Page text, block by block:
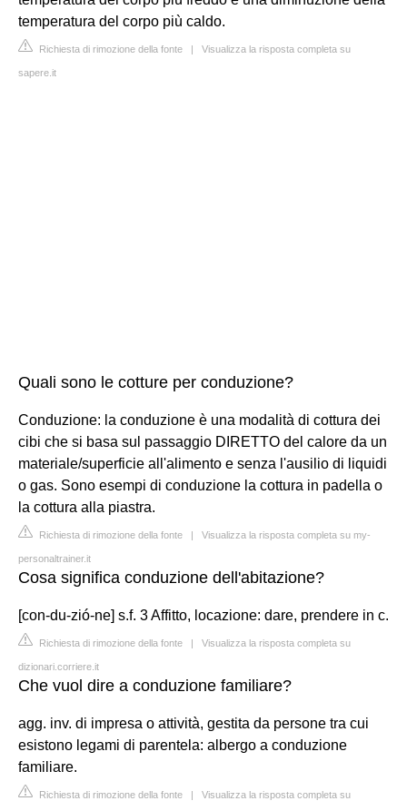
temperatura del corpo più caldo.
Richiesta di rimozione della fonte | Visualizza la risposta completa su
sapere.it
Quali sono le cotture per conduzione?
Conduzione: la conduzione è una modalità di cottura dei
cibi che si basa sul passaggio DIRETTO del calore da un
materiale/superficie all'alimento e senza l'ausilio di liquidi
o gas. Sono esempi di conduzione la cottura in padella o
la cottura alla piastra.
Richiesta di rimozione della fonte | Visualizza la risposta completa su my-
personaltrainer.it
Cosa significa conduzione dell'abitazione?
[con-du-zió-ne] s.f. 3 Affitto, locazione: dare, prendere in c.
Richiesta di rimozione della fonte | Visualizza la risposta completa su
dizionari.corriere.it
Che vuol dire a conduzione familiare?
agg. inv. di impresa o attività, gestita da persone tra cui
esistono legami di parentela: albergo a conduzione
familiare.
Richiesta di rimozione della fonte | Visualizza la risposta completa su